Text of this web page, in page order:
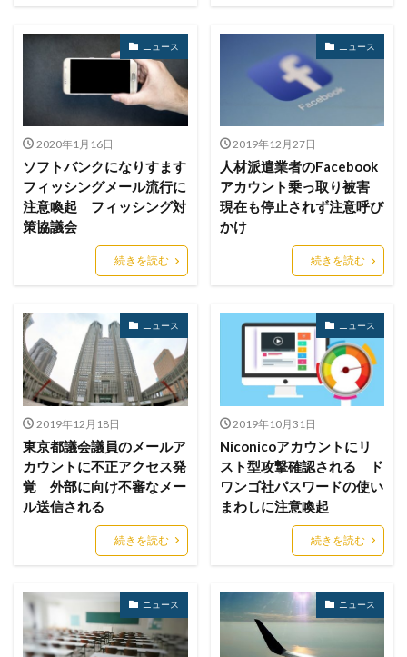
ネット
ネットバンキング
ネットワーク
ネットワーク侵入
ノーウェアランサム
ノートパソコン
ノートン
のっとり
ハードディスク
ハクティビズム
パスワード
パスワードスプレー
パスワードレス
パスワード使い回し
パスワード解析
パスワード解除
ハッカー
ハッカーグループ
ハッカー不正アクセス
ハッカー集団
ハッキング
ハッキングされました
バニティURL
ハフニウム ばらまき
バレる
パロアルト
ビジネスメール
ビジネスメール詐欺
ビックデータ
ビッグローブ
ビットコイン
ビットポイント
ビデオ会議ツール
ヒューマンエラー
ファームウェア
ファイアウォール
ファイブ・アイズ
ファイル
ファイルレス
ファイルレス攻撃
フィッシング
フィッシングサイト
フィッシングメール
フィッシングメールにどう対処すべきか?
フィルタリング
フェス
フォーティネット
フォーム
フォレスター
フォレンジック
ニュース
2020年1月16日
ソフトバンクになりすます
フィッシングメール流行に
注意喚起 フィッシング対
策協議会
続きを読む
ニュース
2019年12月27日
人材派遣業者のFacebook
アカウント乗っ取り被害
現在も停止されず注意呼び
かけ
続きを読む
ニュース
2019年12月18日
東京都議会議員のメールア
カウントに不正アクセス発
覚 外部に向け不審なメー
ル送信される
続きを読む
ニュース
2019年10月31日
Niconicoアカウントにリ
スト型攻撃確認される ド
ワンゴ社パスワードの使い
まわしに注意喚起
続きを読む
ニュース ニュース